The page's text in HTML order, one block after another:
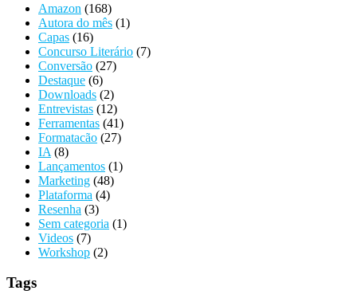
Amazon (168)
Autora do mês (1)
Capas (16)
Concurso Literário (7)
Conversão (27)
Destaque (6)
Downloads (2)
Entrevistas (12)
Ferramentas (41)
Formatacão (27)
IA (8)
Lançamentos (1)
Marketing (48)
Plataforma (4)
Resenha (3)
Sem categoria (1)
Videos (7)
Workshop (2)
Tags